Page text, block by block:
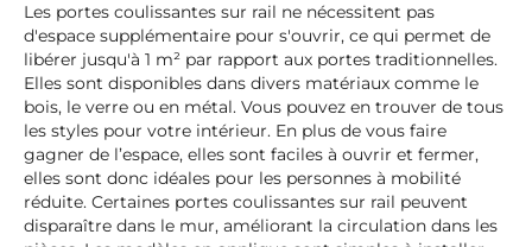
Les portes coulissantes sur rail ne nécessitent pas
d'espace supplémentaire pour s'ouvrir, ce qui permet de
libérer jusqu'à 1 m² par rapport aux portes traditionnelles.
Elles sont disponibles dans divers matériaux comme le
bois, le verre ou en métal. Vous pouvez en trouver de tous
les styles pour votre intérieur. En plus de vous faire
gagner de l’espace, elles sont faciles à ouvrir et fermer,
elles sont donc idéales pour les personnes à mobilité
réduite. Certaines portes coulissantes sur rail peuvent
disparaître dans le mur, améliorant la circulation dans les